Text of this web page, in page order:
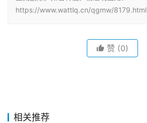
https://www.wattlq.cn/qgmw/8179.html
赞 (0)
相关推荐